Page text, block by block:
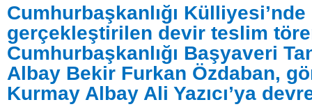
Cumhurbaşkanlığı Külliyesi’nde
gerçekleştirilen devir teslim
Cumhurbaşkanlığı Başyaveri
Albay Bekir Furkan Özdaban,
Kurmay Albay Ali Yazıcı’ya